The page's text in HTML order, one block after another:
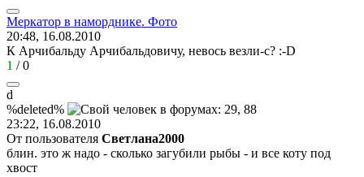
Меркатор в наморднике. Фото
20:48, 16.08.2010
К Арчибальду Арчибальдовичу, невось везли-с? :-D
1 /0
d
%deleted%
23:22, 16.08.2010
От пользователя Светлaна2000
блин. это ж надо - сколько загубили рыбы - и все коту под
хвост